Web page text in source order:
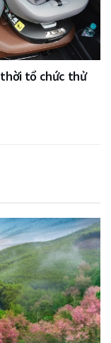
thời tổ chức thử